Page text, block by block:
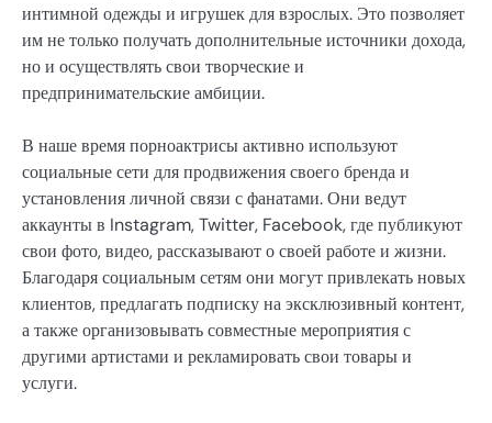
интимной одежды и игрушек для взрослых. Это позволяет
им не только получать дополнительные источники дохода,
но и осуществлять свои творческие и
предпринимательские амбиции.
В наше время порноактрисы активно используют
социальные сети для продвижения своего бренда и
установления личной связи с фанатами. Они ведут
аккаунты в Instagram, Twitter, Facebook, где публикуют
свои фото, видео, рассказывают о своей работе и жизни.
Благодаря социальным сетям они могут привлекать новых
клиентов, предлагать подписку на эксклюзивный контент,
а также организовывать совместные мероприятия с
другими артистами и рекламировать свои товары и
услуги.